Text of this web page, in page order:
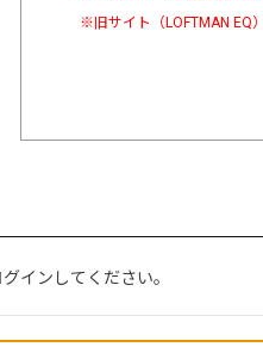
※旧サイト（LOFTMAN EQ
インしてください。